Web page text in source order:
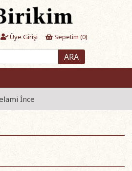
Üye Girişi Sepetim (0)
ARA
İnce